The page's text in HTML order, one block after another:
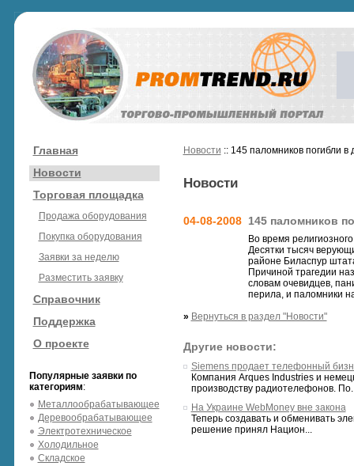
Главная
Новости
Торговая площадка
Продажа оборудования
Покупка оборудования
Заявки за неделю
Разместить заявку
Справочник
Поддержка
О проекте
Популярные заявки по
категориям:
Металлообрабатывающее
Деревообрабатывающее
Электротехническое
Холодильное
Складское
Новости :: 145 паломников погибли в
Новости
04-08-2008 145 паломников
Во время
Десятки тысяч
районе Биласпур
Причиной трагедии
словам очевидцев,
перила, и паломники
» Вернуться в раздел "Новости"
Другие новости:
Siemens продает телефонный
Компания Arques Industries и
производству радиотелефонов.
На Украине WebMoney вне закона
Теперь создавать и обменивать
решение принял Национ...